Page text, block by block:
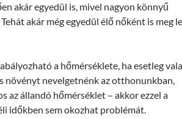
akár egyedül is, mivel nagyon könnyű
akár még egyedül élő nőként is meg
a hőmérséklete, ha esetleg
növényt nevelgetnénk az otthonunkban,
az állandó hőmérséklet – akkor ezzel a
időkben sem okozhat problémát.